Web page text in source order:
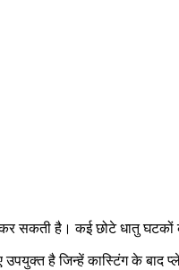
सकती है। कई छोटे धातु घटकों
है जिन्हें कास्टिंग के बाद